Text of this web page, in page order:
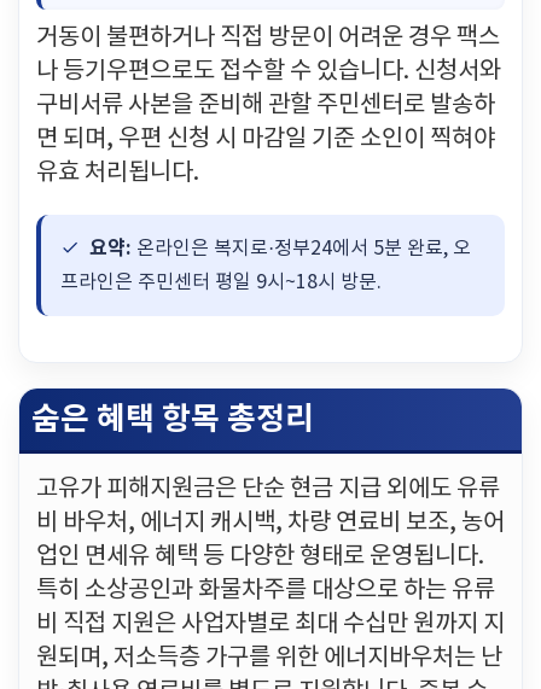
거동이 불편하거나 직접 방문이 어려운 경우 팩스
나 등기우편으로도 접수할 수 있습니다. 신청서와
구비서류 사본을 준비해 관할 주민센터로 발송하
면 되며, 우편 신청 시 마감일 기준 소인이 찍혀야
유효 처리됩니다.
요약: 온라인은 복지로·정부24에서 5분 완료, 오
프라인은 주민센터 평일 9시~18시 방문.
숨은 혜택 항목 총정리
고유가 피해지원금은 단순 현금 지급 외에도 유류
비 바우처, 에너지 캐시백, 차량 연료비 보조, 농어
업인 면세유 혜택 등 다양한 형태로 운영됩니다.
특히 소상공인과 화물차주를 대상으로 하는 유류
비 직접 지원은 사업자별로 최대 수십만 원까지 지
원되며, 저소득층 가구를 위한 에너지바우처는 난